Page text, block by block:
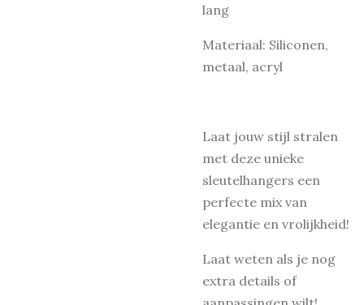
lang
Materiaal: Siliconen,
metaal, acryl
Laat jouw stijl stralen
met deze unieke
sleutelhangers een
perfecte mix van
elegantie en vrolijkheid!
Laat weten als je nog
extra details of